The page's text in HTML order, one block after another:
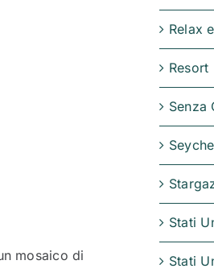
mosaico di
Relax
Resort
Senza
Stati
Stati